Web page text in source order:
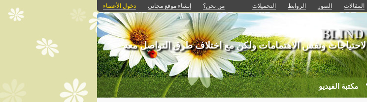
المقالات الصور الروابط التحميلات من نحن؟ إنشاء موقع مجاني دخول الأعضاء
ونفس الاهتمامات ولكن مع اختلاف طرق التواصل معه
مكتبة الفيديو